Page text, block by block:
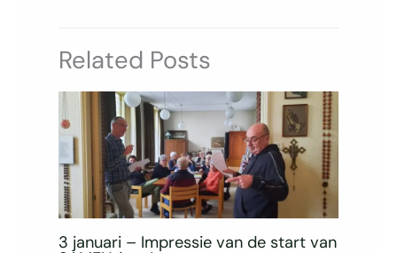
Related Posts
3 januari – Impressie van de start van